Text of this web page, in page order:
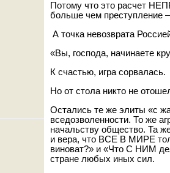
Потому что это расчет
больше чем преступление
А точка невозврата
«Вы, господа, начинаете
К счастью, игра сорвалась.
Но от стола никто не
Остались те же элиты «с
вседозволенности. То же
начальству общество. Та
и вера, что ВСЕ В МИРЕ
виноват?» и «Что С НИМ
стране любых иных сил.